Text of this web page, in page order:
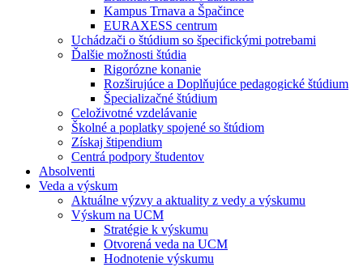
Kampus Trnava a Špačince
EURAXESS centrum
Uchádzači o štúdium so špecifickými potrebami
Ďalšie možnosti štúdia
Rigorózne konanie
Rozširujúce a Doplňujúce pedagogické štúdium
Špecializačné štúdium
Celoživotné vzdelávanie
Školné a poplatky spojené so štúdiom
Získaj štipendium
Centrá podpory študentov
Absolventi
Veda a výskum
Aktuálne výzvy a aktuality z vedy a výskumu
Výskum na UCM
Stratégie k výskumu
Otvorená veda na UCM
Hodnotenie výskumu